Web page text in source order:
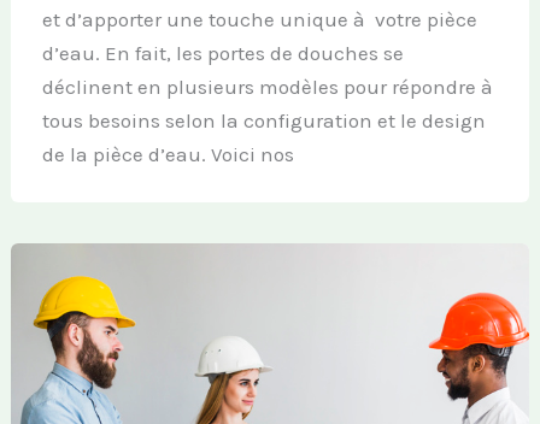
et d’apporter une touche unique à votre pièce
d’eau. En fait, les portes de douches se
déclinent en plusieurs modèles pour répondre à
tous besoins selon la configuration et le design
de la pièce d’eau. Voici nos